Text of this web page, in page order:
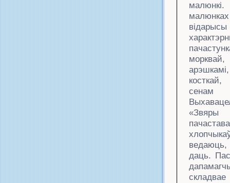
сенам
даць.